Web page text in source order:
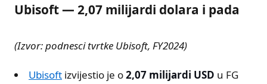
Ubisoft — 2,07 milijardi dolara i pada
(Izvor: podnesci tvrtke Ubisoft, FY2024)
Ubisoft izvijestio je o2,07 milijardi USD u FG